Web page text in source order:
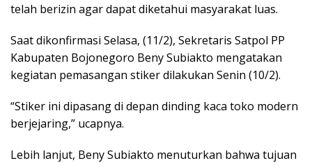
telah berizin agar dapat diketahui masyarakat luas.
Saat dikonfirmasi Selasa, (11/2), Sekretaris Satpol PP
Kabupaten Bojonegoro Beny Subiakto mengatakan
kegiatan pemasangan stiker dilakukan Senin (10/2).
“Stiker ini dipasang di depan dinding kaca toko modern
berjejaring,” ucapnya.
Lebih lanjut, Beny Subiakto menuturkan bahwa tujuan